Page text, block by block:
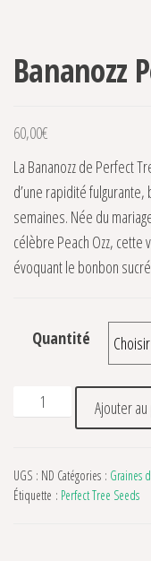
Bananozz
60,00€
La Bananozz de Perfect
d’une rapidité
semaines. Née du
célèbre Peach Ozz,
évoquant le bonbon
Quantité
quantité de Ajouter
UGS : ND Catégories : Graines
Étiquette : Perfect Tree Seeds